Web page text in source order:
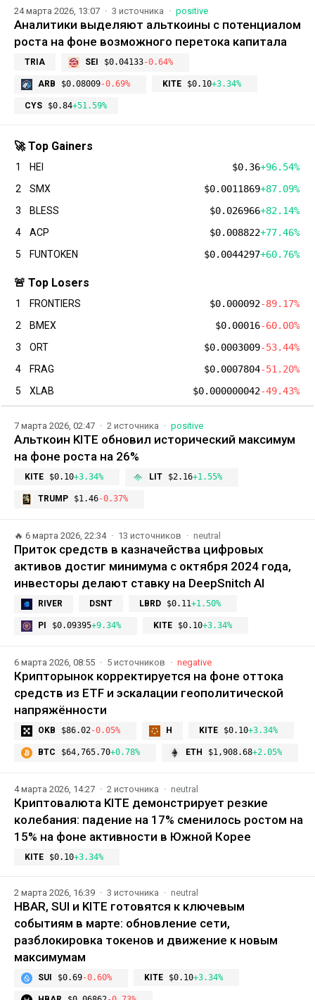
24 марта 2026, 13:07 3 источника positive
Аналитики выделяют альткоины с потенциалом
роста на фоне возможного перетока капитала
TRIA SEI $0.04133-0.64%
ARB $0.08009-0.69% KITE $0.10+3.34%
CYS $0.84+51.59%
🚀 Top Gainers
1 HEI $0.36+96.54%
2
SMX $0.0011869+87.09%
3
BLESS $0.026966+82.14%
4
ACP $0.008822+77.46%
5
FUNTOKEN $0.0044297+60.76%
🚨 Top Losers
1 FRONTIERS $0.000092-89.17%
2
BMEX $0.00016-60.00%
3
ORT $0.0003009-53.44%
4
FRAG $0.0007804-51.20%
5
XLAB $0.000000042-49.43%
7 марта 2026, 02:47 2 источника positive
Альткоин KITE обновил исторический максимум
на фоне роста на 26%
KITE $0.10+3.34% LIT $2.16+1.55%
TRUMP $1.46-0.37%
🔥 6 марта 2026, 22:34 13 источников neutral
Приток средств в казначейства цифровых
активов достиг минимума с октября 2024 года,
инвесторы делают ставку на DeepSnitch AI
RIVER DSNT LBRD $0.11+1.50%
PI $0.09395+9.34% KITE $0.10+3.34%
6 марта 2026, 08:55 5 источников negative
Крипторынок корректируется на фоне оттока
средств из ETF и эскалации геополитической
напряжённости
OKB $86.02-0.05% H KITE $0.10+3.34%
BTC $64,765.70+0.78% ETH $1,908.68+2.05%
4 марта 2026, 14:27 2 источника neutral
Криптовалюта KITE демонстрирует резкие
колебания: падение на 17% сменилось ростом на
15% на фоне активности в Южной Корее
KITE $0.10+3.34%
2 марта 2026, 16:39 3 источника neutral
HBAR, SUI и KITE готовятся к ключевым
событиям в марте: обновление сети,
разблокировка токенов и движение к новым
максимумам
SUI $0.69-0.60% KITE $0.10+3.34%